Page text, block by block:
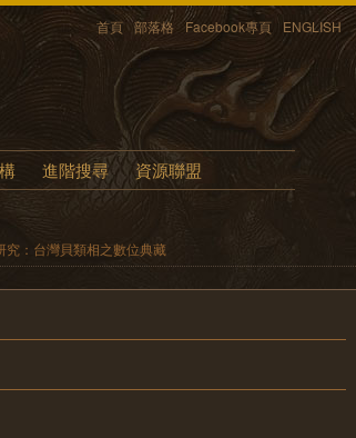
首頁 部落格 Facebook專頁 ENGLISH
進階搜尋 資源聯盟
究：台灣貝類相之數位典藏